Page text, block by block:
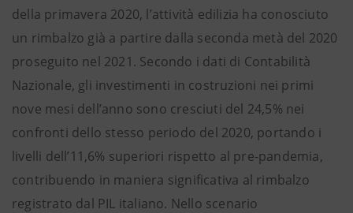
della primavera 2020, l’attività edilizia ha conosciuto
un rimbalzo già a partire dalla seconda metà del 2020
proseguito nel 2021. Secondo i dati di Contabilità
Nazionale, gli investimenti in costruzioni nei primi
nove mesi dell’anno sono cresciuti del 24,5% nei
confronti dello stesso periodo del 2020, portando i
livelli dell’11,6% superiori rispetto al pre-pandemia,
contribuendo in maniera significativa al rimbalzo
registrato dal PIL italiano. Nello scenario